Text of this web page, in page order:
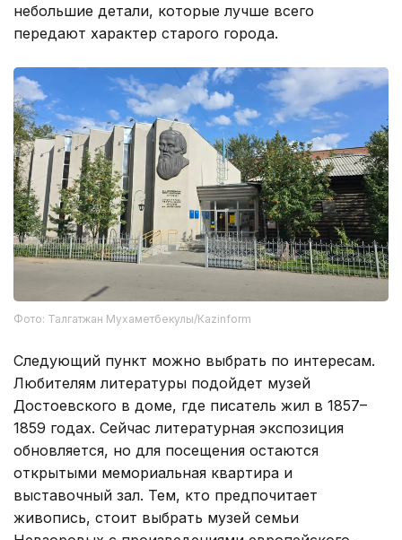
небольшие детали, которые лучше всего
передают характер старого города.
Фото: Талгатжан Мухаметбекулы/Кazinform
Следующий пункт можно выбрать по интересам.
Любителям литературы подойдет музей
Достоевского в доме, где писатель жил в 1857–
1859 годах. Сейчас литературная экспозиция
обновляется, но для посещения остаются
открытыми мемориальная квартира и
выставочный зал. Тем, кто предпочитает
живопись, стоит выбрать музей семьи